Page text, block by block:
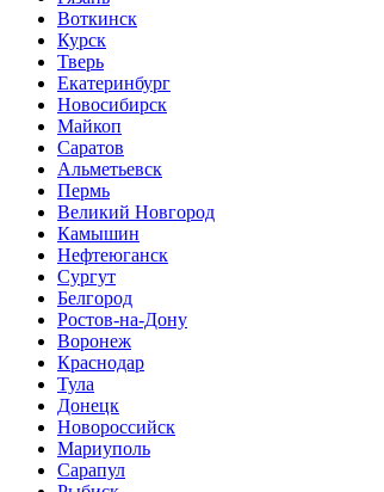
Воткинск
Курск
Тверь
Екатеринбург
Новосибирск
Майкоп
Саратов
Альметьевск
Пермь
Великий Новгород
Камышин
Нефтеюганск
Сургут
Белгород
Ростов-на-Дону
Воронеж
Краснодар
Тула
Донецк
Новороссийск
Мариуполь
Сарапул